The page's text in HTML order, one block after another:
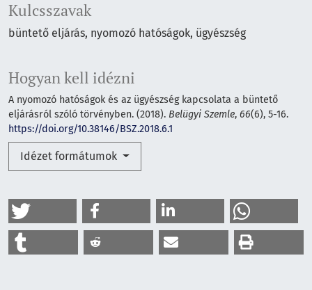
Kulcsszavak
büntető eljárás nyomozó hatóságok ügyészség
Hogyan kell idézni
A nyomozó hatóságok és az ügyészség kapcsolata a büntető
eljárásról szóló törvényben. (2018). Belügyi Szemle, 66(6), 5-16.
https://doi.org/10.38146/BSZ.2018.6.1
Idézet formátumok